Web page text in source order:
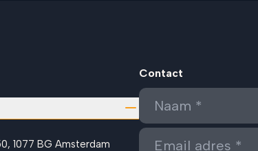
1077 BG Amsterdam
Contact